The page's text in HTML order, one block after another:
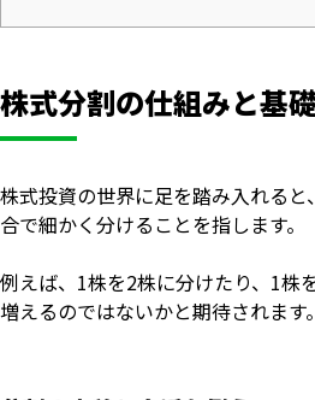
株式分割の仕組みと基
株式投資の世界に足を踏み入れる
合で細かく分けることを指します。
例えば、1株を2株に分けたり、1株
増えるのではないかと期待されま